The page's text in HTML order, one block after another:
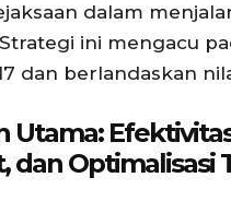
dalam
ini mengacu
dan berlandaskan
Utama:
dan Optimalisasi